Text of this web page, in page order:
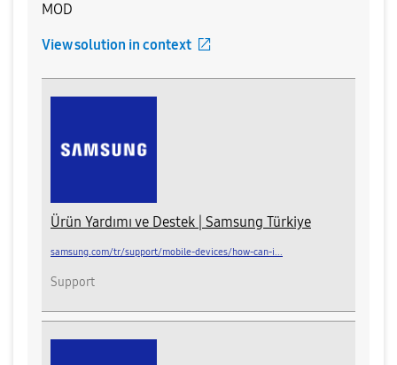
MOD
View solution in context
Ürün Yardımı ve Destek | Samsung Türkiye
samsung.com/tr/support/mobile-devices/how-can-i...
Support